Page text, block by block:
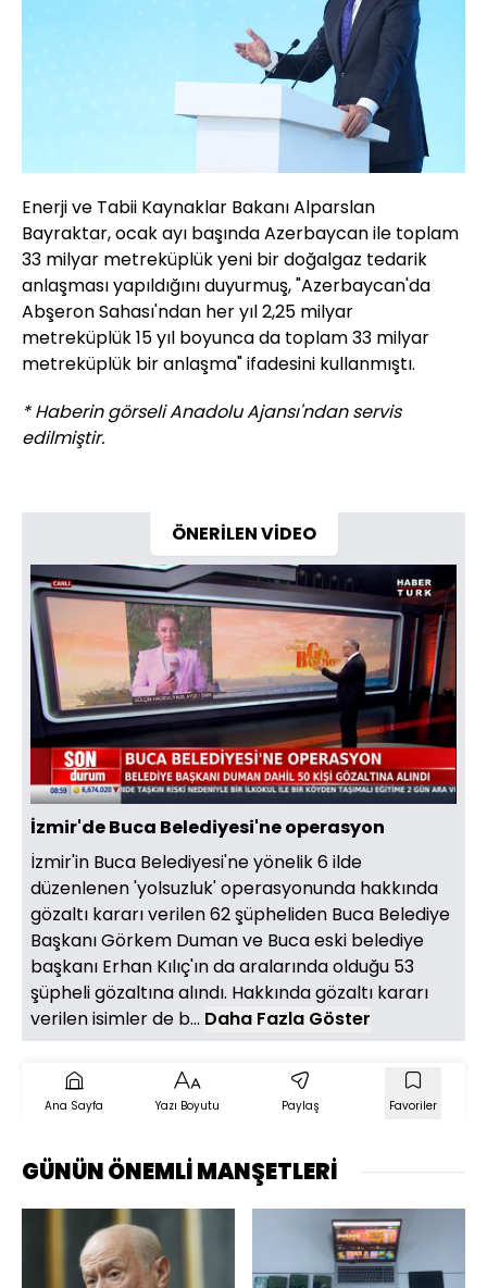
Enerji ve Tabii Kaynaklar Bakanı Alparslan
Bayraktar, ocak ayı başında Azerbaycan ile toplam
33 milyar metreküplük yeni bir doğalgaz tedarik
anlaşması yapıldığını duyurmuş, "Azerbaycan'da
Abşeron Sahası'ndan her yıl 2,25 milyar
metreküplük 15 yıl boyunca da toplam 33 milyar
metreküplük bir anlaşma" ifadesini kullanmıştı.
* Haberin görseli Anadolu Ajansı'ndan servis
edilmiştir.
ÖNERİLEN VİDEO
Sesi
Aç
Yüklendi:
24.21%
Oynatma
Hızı
İzmir'de Buca Belediyesi'ne operasyon
İzmir'in Buca Belediyesi'ne yönelik 6 ilde
düzenlenen 'yolsuzluk' operasyonunda hakkında
gözaltı kararı verilen 62 şüpheliden Buca Belediye
Başkanı Görkem Duman ve Buca eski belediye
başkanı Erhan Kılıç'ın da aralarında olduğu 53
şüpheli gözaltına alındı. Hakkında gözaltı kararı
verilen isimler de b... Daha Fazla Göster
Ana Sayfa Yazı Boyutu Paylaş Favoriler
GÜNÜN ÖNEMLİ MANŞETLERİ